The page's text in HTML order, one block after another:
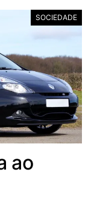
SOCIEDADE
ao